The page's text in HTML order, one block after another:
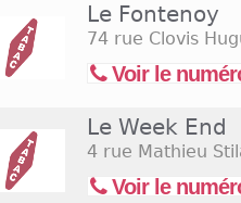
Le Fontenoy
74 rue Clovis
Voir le
Le Week End
4 rue Mathieu
Voir le